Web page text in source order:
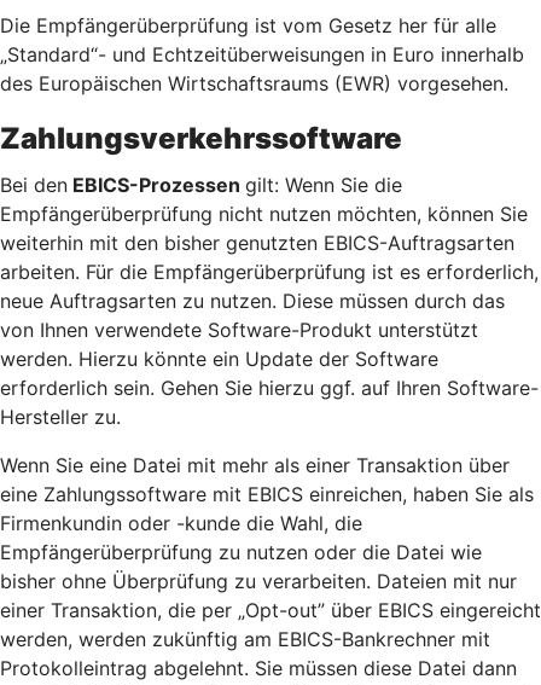
Die Empfängerüberprüfung ist vom Gesetz her für alle
„Standard“- und Echtzeitüberweisungen in Euro innerhalb
des Europäischen Wirtschaftsraums (EWR) vorgesehen.
Zahlungsverkehrssoftware
Bei den EBICS-Prozessen gilt: Wenn Sie die
Empfängerüberprüfung nicht nutzen möchten, können Sie
weiterhin mit den bisher genutzten EBICS-Auftragsarten
arbeiten. Für die Empfängerüberprüfung ist es erforderlich,
neue Auftragsarten zu nutzen. Diese müssen durch das
von Ihnen verwendete Software-Produkt unterstützt
werden. Hierzu könnte ein Update der Software
erforderlich sein. Gehen Sie hierzu ggf. auf Ihren Software-
Hersteller zu.
Wenn Sie eine Datei mit mehr als einer Transaktion über
eine Zahlungssoftware mit EBICS einreichen, haben Sie als
Firmenkundin oder -kunde die Wahl, die
Empfängerüberprüfung zu nutzen oder die Datei wie
bisher ohne Überprüfung zu verarbeiten. Dateien mit nur
einer Transaktion, die per „Opt-out” über EBICS eingereicht
werden, werden zukünftig am EBICS-Bankrechner mit
Protokolleintrag abgelehnt. Sie müssen diese Datei dann